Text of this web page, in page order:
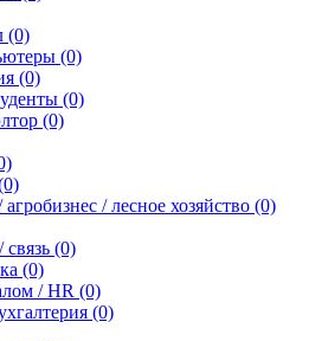
(0)
(0)
(0)
(0)
(0)
/ лесное хозяйство (0)
(0)
(0)
/ HR (0)
(0)